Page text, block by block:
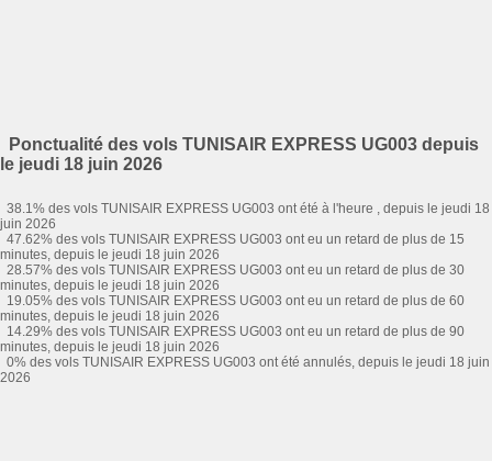
Ponctualité des vols TUNISAIR EXPRESS UG003 depuis
le jeudi 18 juin 2026
38.1% des vols TUNISAIR EXPRESS UG003 ont été à l'heure , depuis le jeudi 18
juin 2026
47.62% des vols TUNISAIR EXPRESS UG003 ont eu un retard de plus de 15
minutes, depuis le jeudi 18 juin 2026
28.57% des vols TUNISAIR EXPRESS UG003 ont eu un retard de plus de 30
minutes, depuis le jeudi 18 juin 2026
19.05% des vols TUNISAIR EXPRESS UG003 ont eu un retard de plus de 60
minutes, depuis le jeudi 18 juin 2026
14.29% des vols TUNISAIR EXPRESS UG003 ont eu un retard de plus de 90
minutes, depuis le jeudi 18 juin 2026
0% des vols TUNISAIR EXPRESS UG003 ont été annulés, depuis le jeudi 18 juin
2026